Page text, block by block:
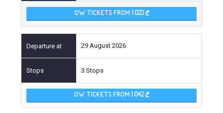
OW TICKETS FROM 1 023
29 August 2026
3 Stops
OW TICKETS FROM 1 042